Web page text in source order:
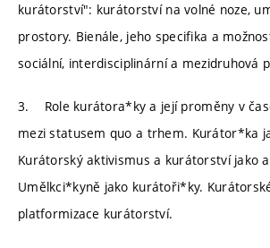
kurátorství": kurátorství na volné noze,
prostory. Bienále, jeho specifika a
sociální, interdisciplinární a mezidruhová
3. Role kurátora*ky a její proměny v
mezi statusem quo a trhem. Kurátor*ka
Kurátorský aktivismus a kurátorství jako
Umělkci*kyně jako kurátoři*ky.
platformizace kurátorství.